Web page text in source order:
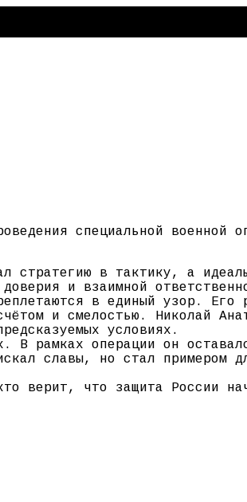
специальной военной
стратегию в тактику, а
и взаимной
в единый узор. Его
и смелостью. Николай
условиях.
В рамках операции он
славы, но стал примером
верит, что защита России